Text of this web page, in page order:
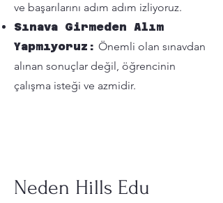
ve başarılarını adım adım izliyoruz.
Sınava Girmeden Alım
Yapmıyoruz: Önemli olan sınavdan
alınan sonuçlar değil, öğrencinin
çalışma isteği ve azmidir.
Neden Hills Edu